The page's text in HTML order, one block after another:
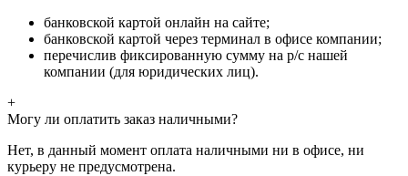
банковской картой онлайн на сайте;
банковской картой через терминал в офисе компании;
перечислив фиксированную сумму на р/с нашей
компании (для юридических лиц).
+
Могу ли оплатить заказ наличными?
Нет, в данный момент оплата наличными ни в офисе, ни
курьеру не предусмотрена.